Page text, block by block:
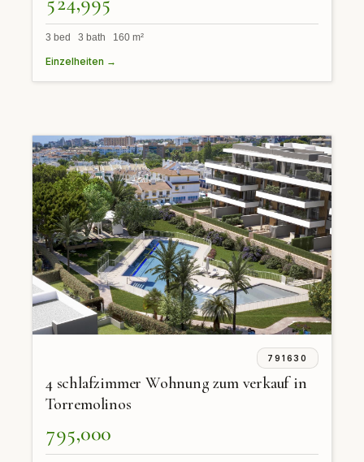
3 bed 3 bath 160 m²
Einzelheiten →
791630
4 schlafzimmer Wohnung zum verkauf in
Torremolinos
795,000